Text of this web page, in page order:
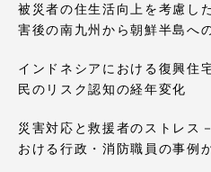
被災者の住生活向上を考慮し
害後の南九州から朝鮮半島へ
インドネシアにおける復興住
民のリスク認知の経年変化
災害対応と救援者のストレス
おける行政・消防職員の事例